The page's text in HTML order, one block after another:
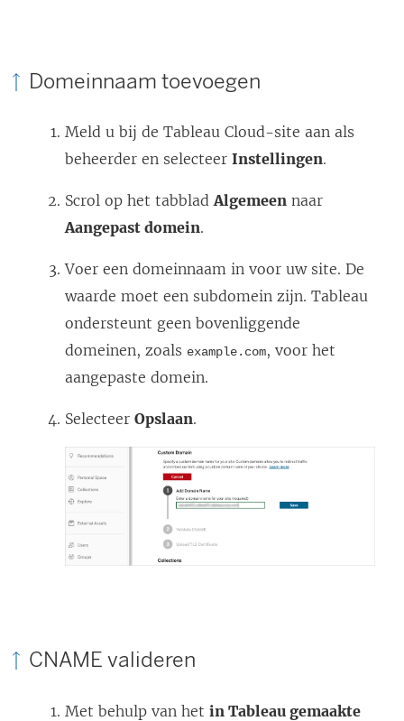
p
n
d
Domeinnaam toevoegen
Meld u bij de Tableau Cloud-site aan als
beheerder en selecteer Instellingen.
Scrol op het tabbladAlgemeen naar
Aangepast domein.
Voer een domeinnaam in voor uw site. De
waarde moet een subdomein zijn. Tableau
ondersteunt geen bovenliggende
domeinen, zoals example.com, voor het
aangepaste domein.
Selecteer Opslaan.
CNAME valideren
Met behulp van het in Tableau gemaakte